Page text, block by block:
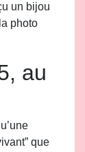
un bijou
photo
au
que